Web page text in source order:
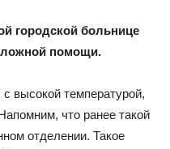
городской больнице
помощи.
высокой температурой,
что ранее такой
отделении. Такое